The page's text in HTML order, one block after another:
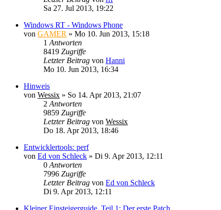
Sa 27. Jul 2013, 19:22
Windows RT - Windows Phone
von GAMER » Mo 10. Jun 2013, 15:18
1 Antworten
8419 Zugriffe
Letzter Beitrag von Hanni
Mo 10. Jun 2013, 16:34
Hinweis
von Wessix » So 14. Apr 2013, 21:07
2 Antworten
9859 Zugriffe
Letzter Beitrag von Wessix
Do 18. Apr 2013, 18:46
Entwicklertools: perf
von Ed von Schleck » Di 9. Apr 2013, 12:11
0 Antworten
7996 Zugriffe
Letzter Beitrag von Ed von Schleck
Di 9. Apr 2013, 12:11
Kleiner Einsteigerguide, Teil 1: Der erste Patch